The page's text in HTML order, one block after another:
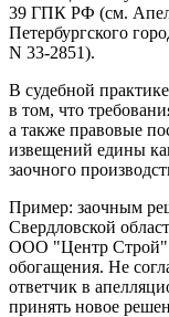
39 ГПК РФ (см.
Петербургского
N 33-2851).
В судебной
в том, что
а также правовые
извещений едины
заочного
Пример: заочным
Свердловской
ООО "Центр Строй"
обогащения. Не
ответчик в
принять новое